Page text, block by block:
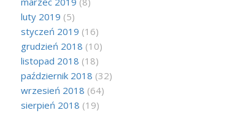
luty 2019 (5)
styczeń 2019 (16)
grudzień 2018 (10)
listopad 2018 (18)
październik 2018 (32)
wrzesień 2018 (64)
sierpień 2018 (19)